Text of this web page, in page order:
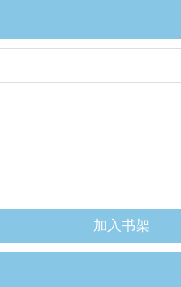
加入书架